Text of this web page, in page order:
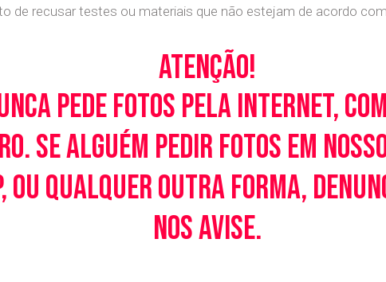
de recusar testes ou materiais que não estejam de acordo
Atenção!
pede fotos pela Internet,
Se alguém pedir fotos em
ou qualquer outra forma,
nos avise.